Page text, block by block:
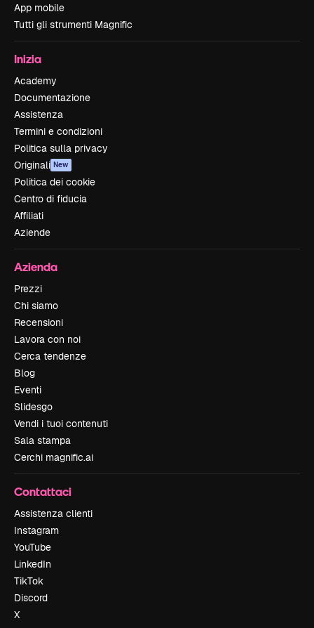
App mobile
Tutti gli strumenti Magnific
Inizia
Academy
Documentazione
Assistenza
Termini e condizioni
Politica sulla privacy
Originali New
Politica dei cookie
Centro di fiducia
Affiliati
Aziende
Azienda
Prezzi
Chi siamo
Recensioni
Lavora con noi
Cerca tendenze
Blog
Eventi
Slidesgo
Vendi i tuoi contenuti
Sala stampa
Cerchi magnific.ai
Contattaci
Assistenza clienti
Instagram
YouTube
LinkedIn
TikTok
Discord
X